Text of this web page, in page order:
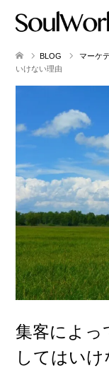
BLOG マーケ
いけない理由
集客によっ
してはいけ